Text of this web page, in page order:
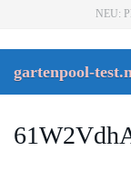
NEU:
gartenpool-